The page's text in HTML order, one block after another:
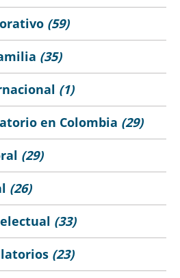
(59)
(35)
(1)
en Colombia (29)
(29)
(26)
(33)
(23)